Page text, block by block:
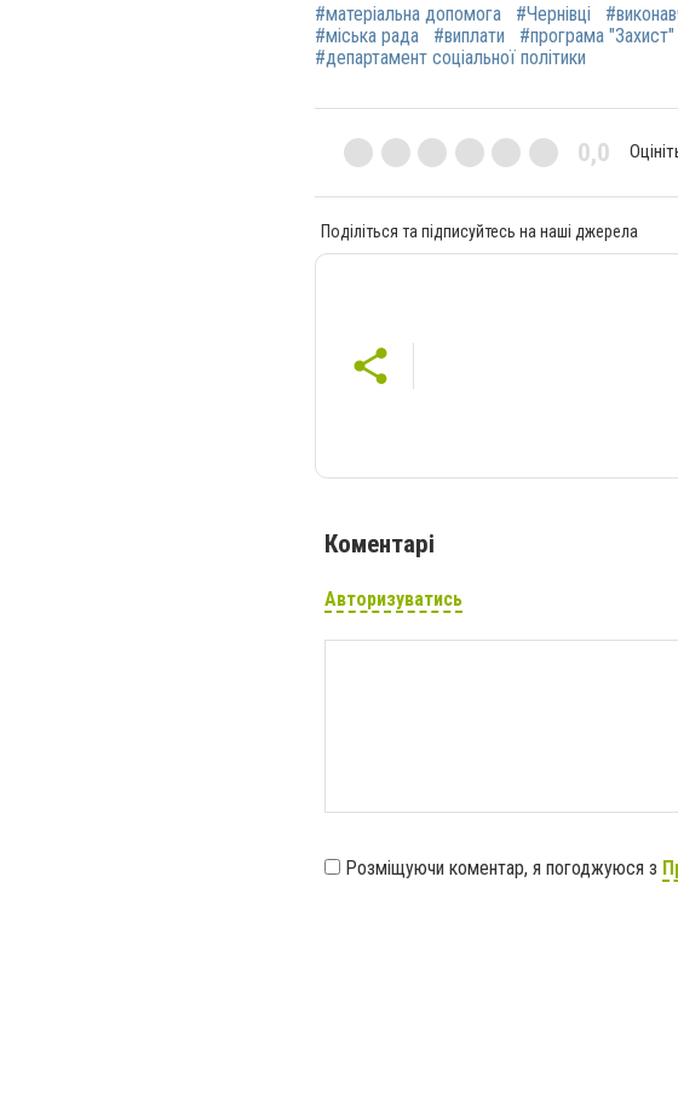
#матеріальна допомога #Чернівці
#міська рада
#виплати #програма "Захист"
#департамент соціальної політики
0,0
Поділіться та підписуйтесь на наші джерела
Коментарі
Авторизуватись
Розміщуючи коментар, я погоджуюся з